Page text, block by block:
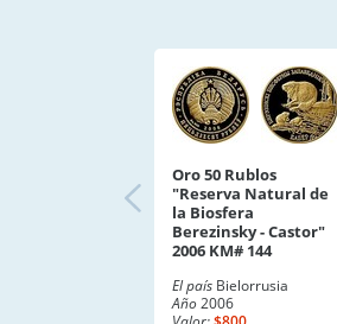
Oro 50 Rublos
"Reserva Natural de
la Biosfera
Berezinsky - Castor"
2006 KM# 144
El país Bielorrusia
Año2006